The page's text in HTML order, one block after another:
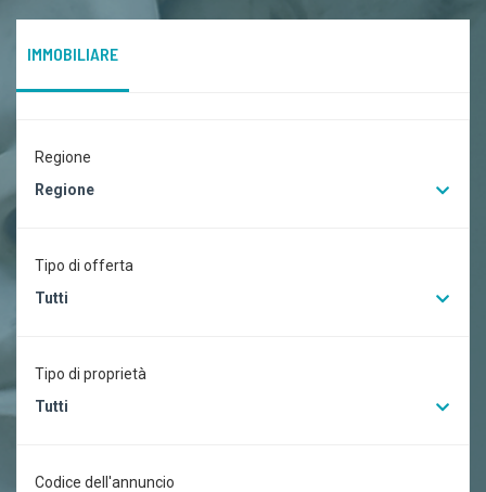
IMMOBILIARE
Regione
Regione
Tipo di offerta
Tutti
Tipo di proprietà
Tutti
Codice dell'annuncio